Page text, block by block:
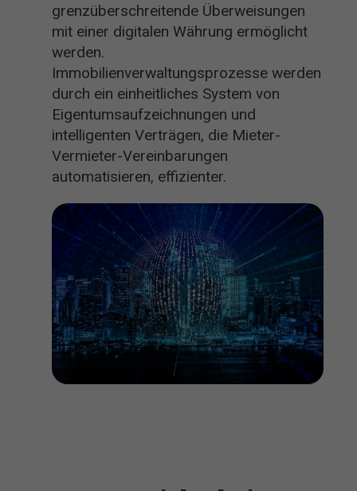
grenzüberschreitende Überweisungen
mit einer digitalen Währung ermöglicht
werden.
Immobilienverwaltungsprozesse werden
durch ein einheitliches System von
Eigentumsaufzeichnungen und
intelligenten Verträgen, die Mieter-
Vermieter-Vereinbarungen
automatisieren, effizienter.